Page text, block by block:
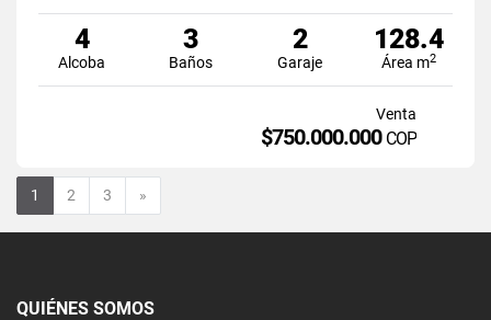
4
Alcoba
3
Baños
2
Garaje
128.4
Área m2
Venta
$750.000.000 COP
1 2 3 »
QUIÉNES SOMOS